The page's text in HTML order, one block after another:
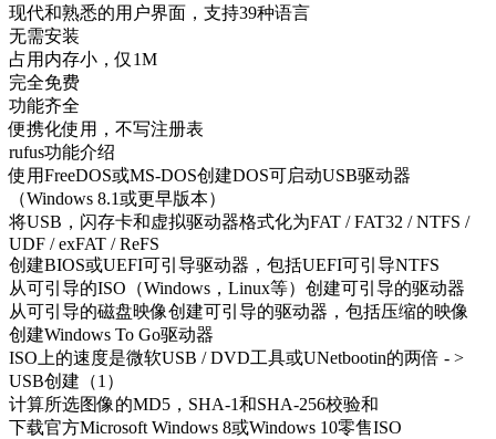
现代和熟悉的用户界面，支持39种语言
无需安装
占用内存小，仅1M
完全免费
功能齐全
便携化使用，不写注册表
rufus功能介绍
使用FreeDOS或MS-DOS创建DOS可启动USB驱动器
（Windows 8.1或更早版本）
将USB，闪存卡和虚拟驱动器格式化为FAT / FAT32 / NTFS /
UDF / exFAT / ReFS
创建BIOS或UEFI可引导驱动器，包括UEFI可引导NTFS
从可引导的ISO（Windows，Linux等）创建可引导的驱动器
从可引导的磁盘映像创建可引导的驱动器，包括压缩的映像
创建Windows To Go驱动器
ISO上的速度是微软USB / DVD工具或UNetbootin的两倍 - >
USB创建（1）
计算所选图像的MD5，SHA-1和SHA-256校验和
下载官方Microsoft Windows 8或Windows 10零售ISO